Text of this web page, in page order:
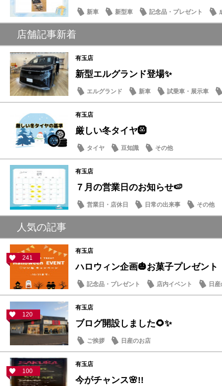
新車 新型車 記念品・プレゼント
店舗記事新着
有玉店
新型エルグランド登場✨
エルグランド 新車 試乗車・展示車
有玉店
厳しい冬タイヤ🛞
タイヤ 豆知識 その他
有玉店
７月の営業日のお知らせ🍉
営業日・店休日 日常の出来事 その他
人気の記事
241
有玉店
ハロウィン企画🎃お菓子プレゼント
記念品・プレゼント 店内イベント 日
120
有玉店
ブログ開設しました🌻✨
ご挨拶 日産のお店
100
有玉店
今がチャンス🌸!!